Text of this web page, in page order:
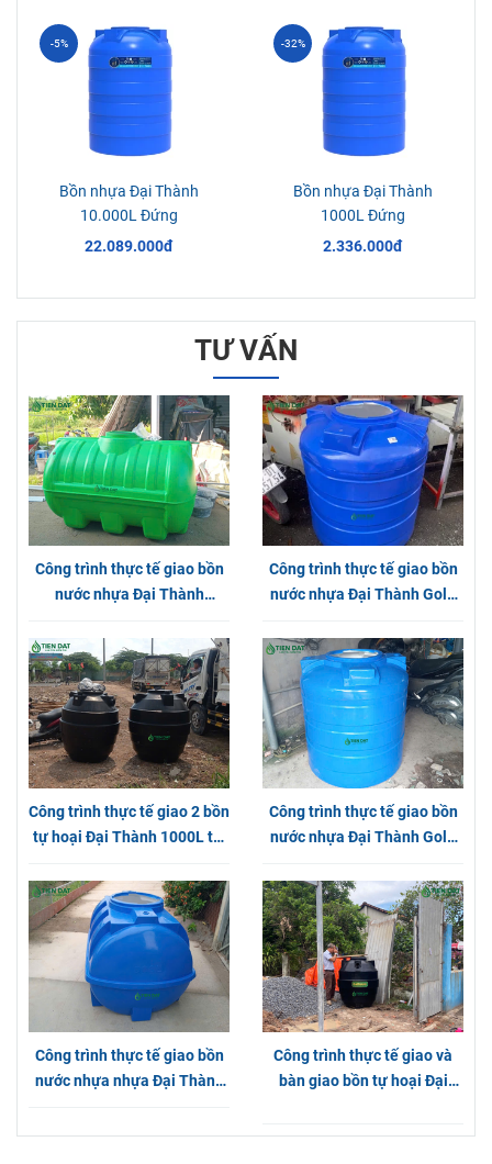
Bồn nhựa Đại Thành
10.000L Đứng
22.089.000đ
-5%
Bồn nhựa Đại Thành
1000L Đứng
2.336.000đ
-32%
TƯ VẤN
Công trình thực tế giao bồn
nước nhựa Đại Thành
Công trình thực tế giao bồn
nước nhựa Đại Thành Gold
Thạnh Lộc
Công trình thực tế giao 2 bồn
tự hoại Đại Thành 1000L tại
Công trình thực tế giao bồn
nước nhựa Đại Thành Gold
Công trình thực tế giao bồn
nước nhựa nhựa Đại Thành
Công trình thực tế giao và
bàn giao bồn tự hoại Đại
Dương